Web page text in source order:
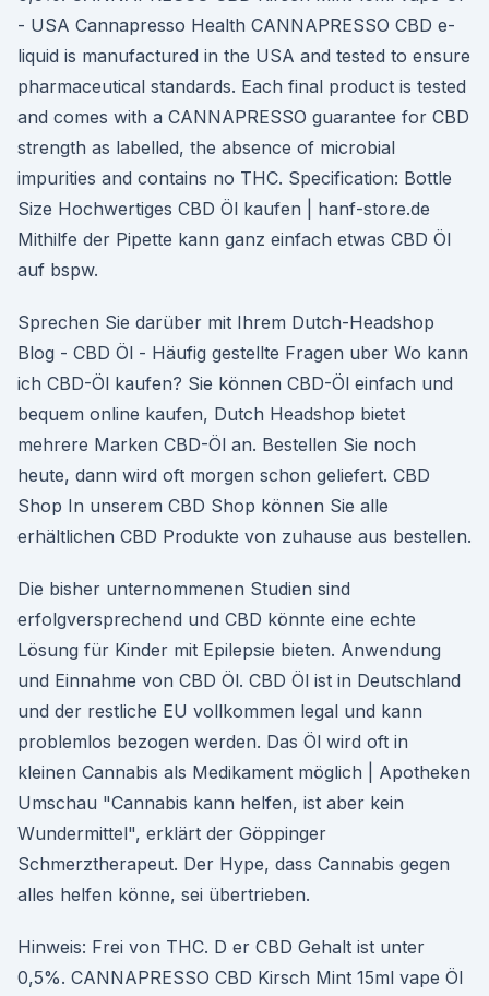
- USA Cannapresso Health CANNAPRESSO CBD e-
liquid is manufactured in the USA and tested to ensure
pharmaceutical standards. Each final product is tested
and comes with a CANNAPRESSO guarantee for CBD
strength as labelled, the absence of microbial
impurities and contains no THC. Specification: Bottle
Size Hochwertiges CBD Öl kaufen | hanf-store.de
Mithilfe der Pipette kann ganz einfach etwas CBD Öl
auf bspw.
Sprechen Sie darüber mit Ihrem Dutch-Headshop
Blog - CBD Öl - Häufig gestellte Fragen uber Wo kann
ich CBD-Öl kaufen? Sie können CBD-Öl einfach und
bequem online kaufen, Dutch Headshop bietet
mehrere Marken CBD-Öl an. Bestellen Sie noch
heute, dann wird oft morgen schon geliefert. CBD
Shop In unserem CBD Shop können Sie alle
erhältlichen CBD Produkte von zuhause aus bestellen.
Die bisher unternommenen Studien sind
erfolgversprechend und CBD könnte eine echte
Lösung für Kinder mit Epilepsie bieten. Anwendung
und Einnahme von CBD Öl. CBD Öl ist in Deutschland
und der restliche EU vollkommen legal und kann
problemlos bezogen werden. Das Öl wird oft in
kleinen Cannabis als Medikament möglich | Apotheken
Umschau "Cannabis kann helfen, ist aber kein
Wundermittel", erklärt der Göppinger
Schmerztherapeut. Der Hype, dass Cannabis gegen
alles helfen könne, sei übertrieben.
Hinweis: Frei von THC. D er CBD Gehalt ist unter
0,5%. CANNAPRESSO CBD Kirsch Mint 15ml vape Öl